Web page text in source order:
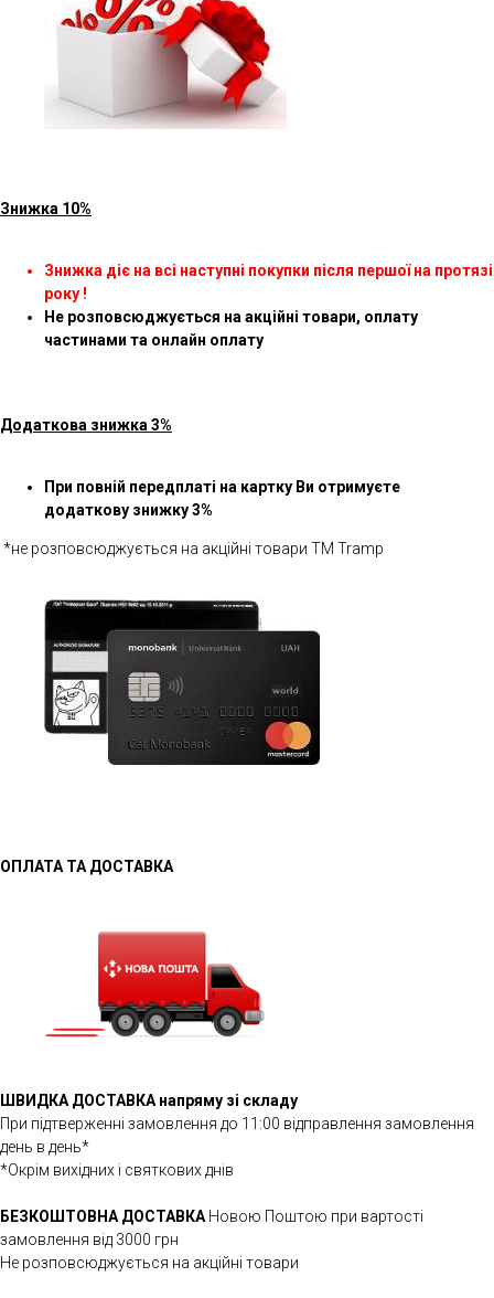
Знижка 10%
Знижка діє на всі наступні покупки після першої на протязі
року !
Не розповсюджується на акційні товари, оплату
частинами та онлайн оплату
Додаткова знижка 3%
При повній передплаті на картку Ви отримуєте
додаткову знижку 3%
*не розповсюджується на акційні товари ТМ Tramp
ОПЛАТА ТА ДОСТАВКА
ШВИДКА ДОСТАВКА напряму зі складу
При підтверженні замовлення до 11:00 відправлення замовлення
день в день*
*Окрім вихідних і святкових днів
БЕЗКОШТОВНА ДОСТАВКАНовою Поштою при вартості
замовлення від 3000 грн
Не розповсюджується на акційні товари